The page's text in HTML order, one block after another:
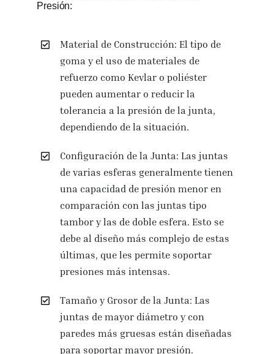
Presión:
Material de Construcción: El tipo de
goma y el uso de materiales de
refuerzo como Kevlar o poliéster
pueden aumentar o reducir la
tolerancia a la presión de la junta,
dependiendo de la situación.
Configuración de la Junta: Las juntas
de varias esferas generalmente tienen
una capacidad de presión menor en
comparación con las juntas tipo
tambor y las de doble esfera. Esto se
debe al diseño más complejo de estas
últimas, que les permite soportar
presiones más intensas.
Tamaño y Grosor de la Junta: Las
juntas de mayor diámetro y con
paredes más gruesas están diseñadas
para soportar mayor presión.